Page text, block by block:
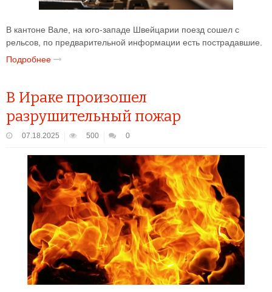
В кантоне Вале, на юго-западе Швейцарии поезд сошел с
рельсов, по предварительной информации есть пострадавшие.
Подробнее
В Ираке произошел
разрушительный пожар
07.18.2025 500 0